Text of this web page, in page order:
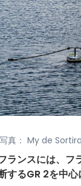
写真： My de
ランスには、
するGR 2を中